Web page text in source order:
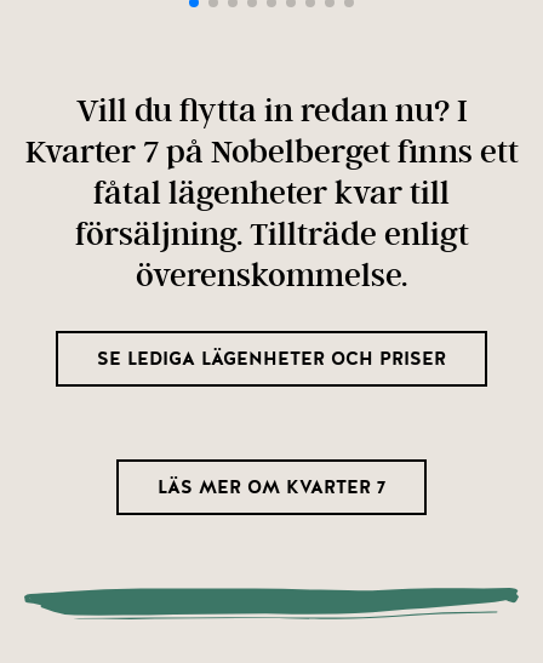
Vill du flytta in redan nu? I
Kvarter 7 på Nobelberget finns ett
fåtal lägenheter kvar till
försäljning. Tillträde enligt
överenskommelse.
SE LEDIGA LÄGENHETER OCH PRISER
LÄS MER OM KVARTER 7